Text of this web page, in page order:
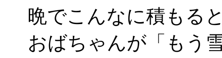
晩でこんなに積もる
おばちゃんが「もう